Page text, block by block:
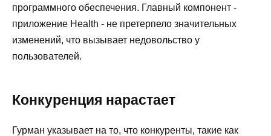
программного обеспечения. Главный компонент -
приложение Health - не претерпело значительных
изменений, что вызывает недовольство у
пользователей.
Конкуренция нарастает
Гурман указывает на то, что конкуренты, такие как